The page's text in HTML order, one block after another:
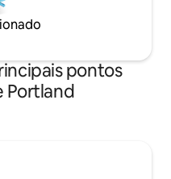
pontos
Portland